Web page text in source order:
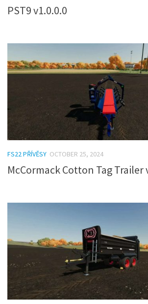
PST9 v1.0.0.0
FS22 PŘÍVĚSY OCTOBER 25, 2024
McCormack Cotton Tag Trailer